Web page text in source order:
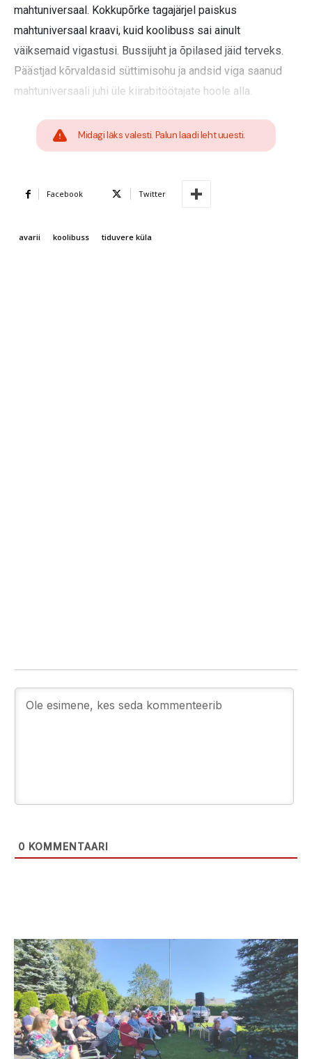
mahtuniversaal. Kokkupõrke tagajärjel paiskus
mahtuniversaal kraavi, kuid koolibuss sai ainult
väiksemaid vigastusi. Bussijuht ja õpilased jäid terveks.
Päästjad kõrvaldasid süttimisohu ja andsid viga saanud
mahtuniversaali juhi üle kiirabitöötajate hoole alla.
Midagi läks valesti. Palun laadi leht uuesti.
Facebook Twitter
avarii koolibuss tiduvere küla
0 KOMMENTAARI